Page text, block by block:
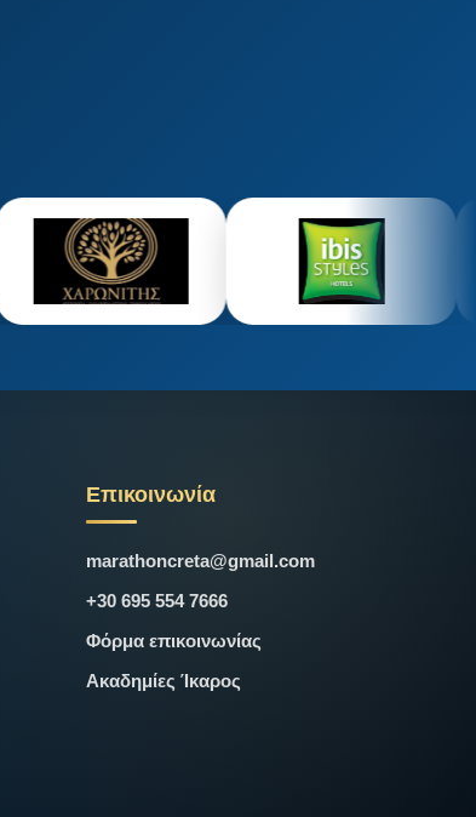
Επικοινωνία
marathoncreta@gmail.com
+30 695 554 7666
Φόρμα επικοινωνίας
Ακαδημίες Ίκαρος